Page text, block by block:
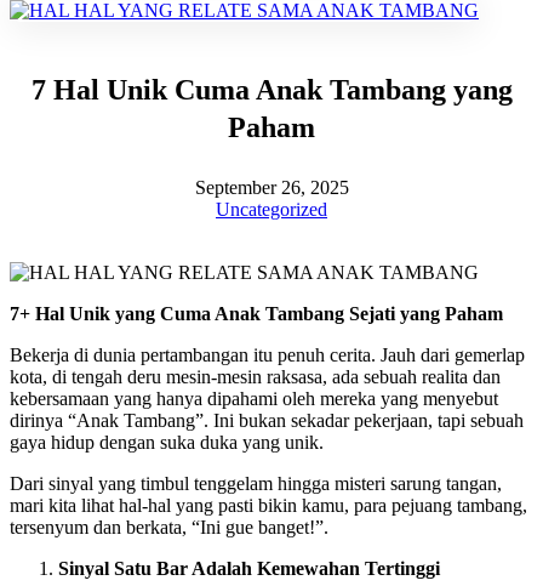
7 Hal Unik Cuma Anak Tambang yang
Paham
September 26, 2025
Uncategorized
7+ Hal Unik yang Cuma Anak Tambang Sejati yang Paham
Bekerja di dunia pertambangan itu penuh cerita. Jauh dari gemerlap
kota, di tengah deru mesin-mesin raksasa, ada sebuah realita dan
kebersamaan yang hanya dipahami oleh mereka yang menyebut
dirinya “Anak Tambang”. Ini bukan sekadar pekerjaan, tapi sebuah
gaya hidup dengan suka duka yang unik.
Dari sinyal yang timbul tenggelam hingga misteri sarung tangan,
mari kita lihat hal-hal yang pasti bikin kamu, para pejuang tambang,
tersenyum dan berkata, “Ini gue banget!”.
Sinyal Satu Bar Adalah Kemewahan Tertinggi